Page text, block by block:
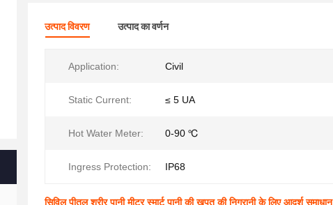
उत्पाद विवरण उत्पाद का वर्णन
Application: Civil
Static Current: ≤ 5 UA
Hot Water Meter: 0-90 ℃
Ingress Protection: IP68
सिविल पीतल शरीर पानी मीटर स्मार्ट पानी की खपत की निगरानी के लिए आदर्श समाधान